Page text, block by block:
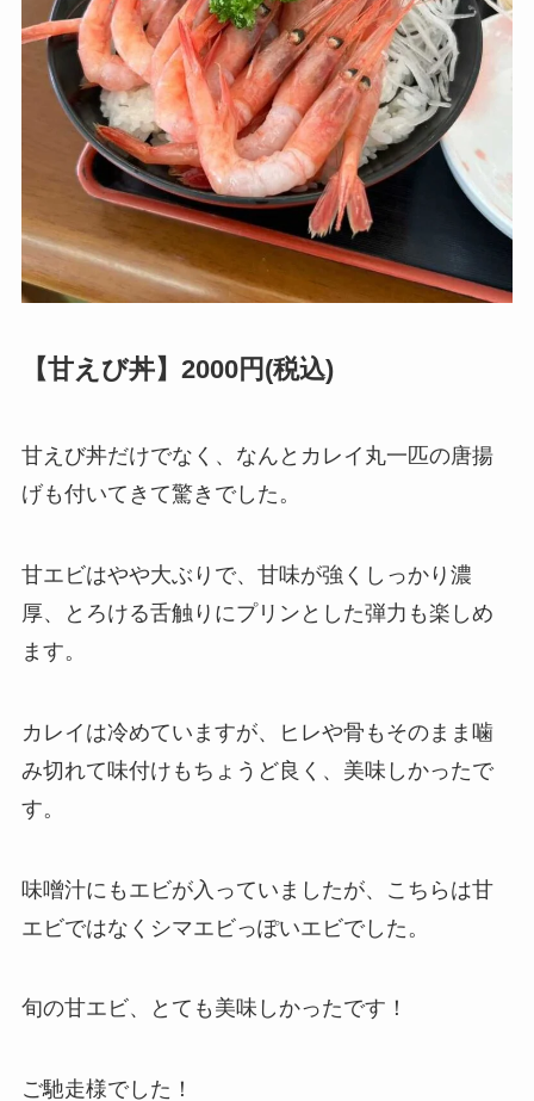
【甘えび丼】2000円(税込)
甘えび丼だけでなく、なんとカレイ丸一匹の唐揚
げも付いてきて驚きでした。
甘エビはやや大ぶりで、甘味が強くしっかり濃
厚、とろける舌触りにプリンとした弾力も楽しめ
ます。
カレイは冷めていますが、ヒレや骨もそのまま噛
み切れて味付けもちょうど良く、美味しかったで
す。
味噌汁にもエビが入っていましたが、こちらは甘
エビではなくシマエビっぽいエビでした。
旬の甘エビ、とても美味しかったです！
ご馳走様でした！